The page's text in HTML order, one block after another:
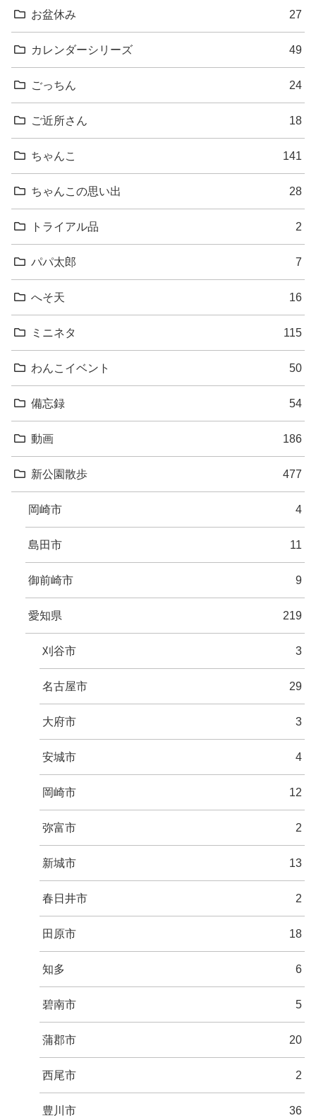
お盆休み 27
カレンダーシリーズ 49
ごっちん 24
ご近所さん 18
ちゃんこ 141
ちゃんこの思い出 28
トライアル品 2
パパ太郎 7
へそ天 16
ミニネタ 115
わんこイベント 50
備忘録 54
動画 186
新公園散歩 477
岡崎市 4
島田市 11
御前崎市 9
愛知県 219
刈谷市 3
名古屋市 29
大府市 3
安城市 4
岡崎市 12
弥富市 2
新城市 13
春日井市 2
田原市 18
知多 6
碧南市 5
蒲郡市 20
西尾市 2
豊川市 36